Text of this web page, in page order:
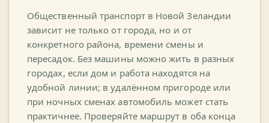
Общественный транспорт в Новой Зеландии
зависит не только от города, но и от
конкретного района, времени смены и
пересадок. Без машины можно жить в разных
городах, если дом и работа находятся на
удобной линии; в удалённом пригороде или
при ночных сменах автомобиль может стать
практичнее. Проверяйте маршрут в оба конца